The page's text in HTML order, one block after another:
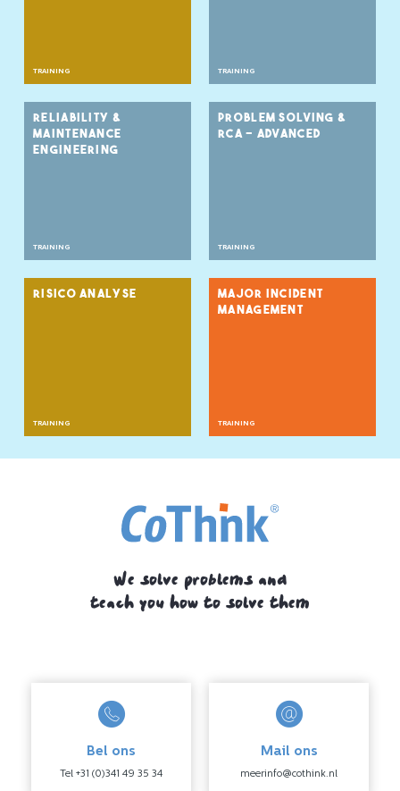
TRAINING TRAINING
RELIABILITY &
MAINTENANCE
ENGINEERING
TRAINING
PROBLEM SOLVING &
RCA - ADVANCED
TRAINING
RISICO ANALYSE
TRAINING
MAJOR INCIDENT
MANAGEMENT
TRAINING
We solve problems and
teach you how to solve them
Bel ons
Tel +31 (0)341 49 35 34
Mail ons
meerinfo@cothink.nl